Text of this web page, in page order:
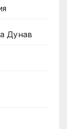
Дунав